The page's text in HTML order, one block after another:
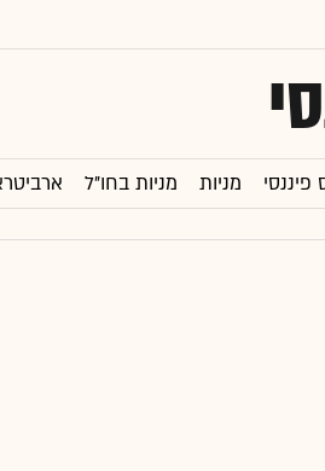
פיננסי מניות מניות בחו"ל